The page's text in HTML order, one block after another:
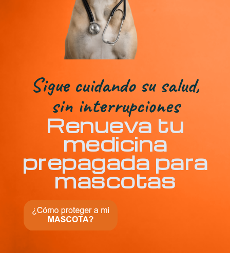
Sigue cuidando su salud,
sin interrupciones
Renueva tu
medicina
prepagada para
mascotas